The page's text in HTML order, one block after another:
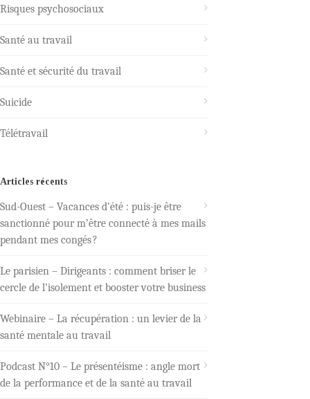
Risques psychosociaux
Santé au travail
Santé et sécurité du travail
Suicide
Télétravail
Articles récents
Sud-Ouest – Vacances d’été : puis-je être
sanctionné pour m’être connecté à mes mails
pendant mes congés ?
Le parisien – Dirigeants : comment briser le
cercle de l’isolement et booster votre business
Webinaire – La récupération : un levier de la
santé mentale au travail
Podcast N°10 – Le présentéisme : angle mort
de la performance et de la santé au travail